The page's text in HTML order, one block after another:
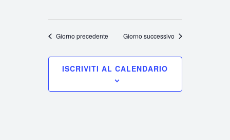
Giorno precedente Giorno successivo
ISCRIVITI AL CALENDARIO